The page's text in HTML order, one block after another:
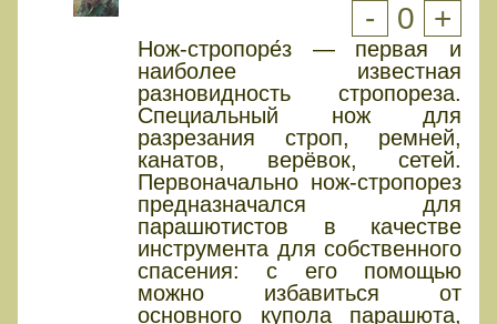
- 0 +
Нож-стропоре́з — первая и
наиболее известная
разновидность стропореза.
Специальный нож для
разрезания строп, ремней,
канатов, верёвок, сетей.
Первоначально нож-стропорез
предназначался для
парашютистов в качестве
инструмента для собственного
спасения: с его помощью
можно избавиться от
основного купола парашюта,